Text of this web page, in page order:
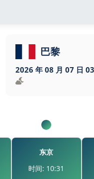
巴黎
2026 年 08 月 07 日
东京
时间: 10:31